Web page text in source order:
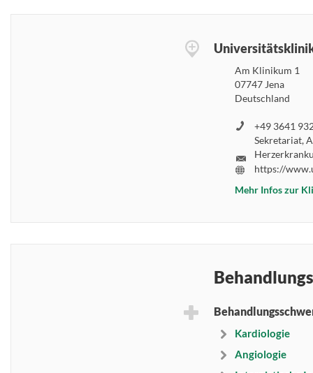
Am Klinikum 1
07747 Jena
Deutschland
+49 3641
Sekretariat,
https://
Mehr Infos zur
Kardiologie
Angiologie